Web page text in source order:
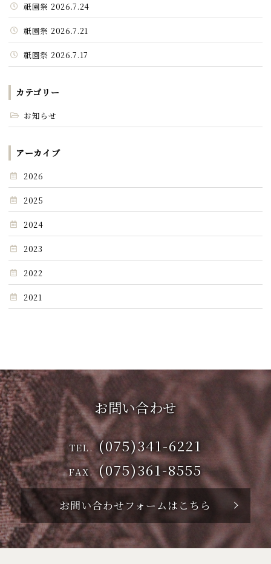
祇園祭 2026.7.24
祇園祭 2026.7.21
祇園祭 2026.7.17
カテゴリー
お知らせ
アーカイブ
2026
2025
2024
2023
2022
2021
お問い合わせ
TEL. (075)341-6221
FAX.(075)361-8555
お問い合わせフォームはこちら